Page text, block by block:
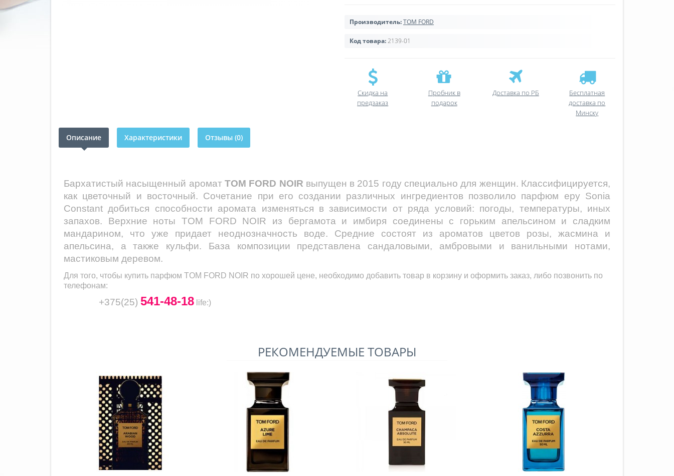
Производитель:TOM FORD
Код товара:2139-01
Скидка на
предзаказ
Пробник в
подарок
Доставка по РБ
Бесплатная
доставка по
Минску
Описание Характеристики Отзывы (0)
Бархатистый насыщенный аромат TOM FORD NOIR выпущен в 2015 году специально для женщин. Классифицируется,
как цветочный и восточный. Сочетание при его создании различных ингредиентов позволило парфюм еру Sonia
Constant добиться способности аромата изменяться в зависимости от ряда условий: погоды, температуры, иных
запахов. Верхние ноты TOM FORD NOIR из бергамота и имбиря соединены с горьким апельсином и сладким
мандарином, что уже придает неоднозначность воде. Средние состоят из ароматов цветов розы, жасмина и
апельсина, а также кульфи. База композиции представлена сандаловыми, амбровыми и ванильными нотами,
мастиковым деревом.
Для того, чтобы купить парфюм TOM FORD NOIR по хорошей цене, необходимо добавить товар в корзину и оформить заказ, либо позвонить по
телефонам:
+375(25) 541-48-18 life:)
РЕКОМЕНДУЕМЫЕ ТОВАРЫ